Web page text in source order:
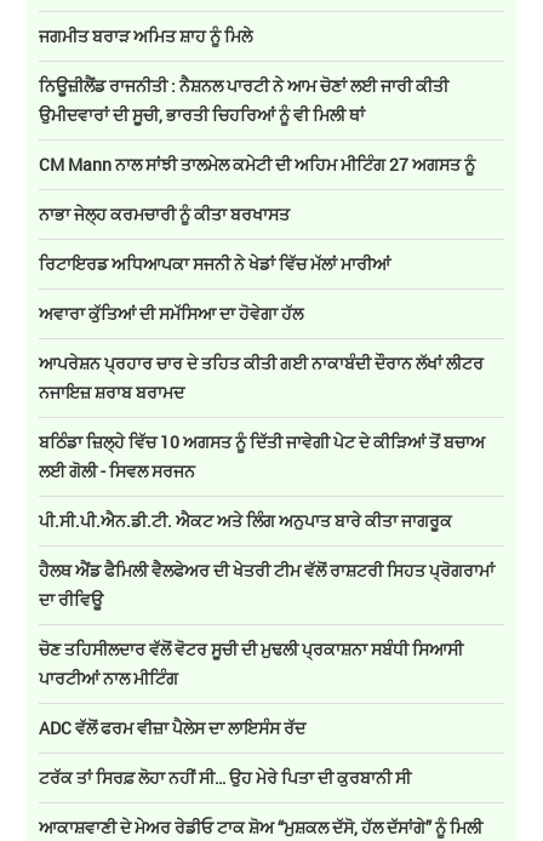
ਜਗਮੀਤ ਬਰਾੜ ਅਮਿਤ ਸ਼ਾਹ ਨੂੰ ਮਿਲੇ
ਨਿਊਜ਼ੀਲੈਂਡ ਰਾਜਨੀਤੀ : ਨੈਸ਼ਨਲ ਪਾਰਟੀ ਨੇ ਆਮ ਚੋਣਾਂ ਲਈ ਜਾਰੀ ਕੀਤੀ
ਉਮੀਦਵਾਰਾਂ ਦੀ ਸੂਚੀ, ਭਾਰਤੀ ਚਿਹਰਿਆਂ ਨੂੰ ਵੀ ਮਿਲੀ ਥਾਂ
CM Mann ਨਾਲ ਸਾਂਝੀ ਤਾਲਮੇਲ ਕਮੇਟੀ ਦੀ ਅਹਿਮ ਮੀਟਿੰਗ 27 ਅਗਸਤ ਨੂੰ
ਨਾਭਾ ਜੇਲ੍ਹ ਕਰਮਚਾਰੀ ਨੂੰ ਕੀਤਾ ਬਰਖਾਸਤ
ਰਿਟਾਇਰਡ ਅਧਿਆਪਕਾ ਸਜਨੀ ਨੇ ਖੇਡਾਂ ਵਿੱਚ ਮੱਲਾਂ ਮਾਰੀਆਂ
ਅਵਾਰਾ ਕੁੱਤਿਆਂ ਦੀ ਸਮੱਸਿਆ ਦਾ ਹੋਵੇਗਾ ਹੱਲ
ਆਪਰੇਸ਼ਨ ਪ੍ਰਹਾਰ ਚਾਰ ਦੇ ਤਹਿਤ ਕੀਤੀ ਗਈ ਨਾਕਾਬੰਦੀ ਦੌਰਾਨ ਲੱਖਾਂ ਲੀਟਰ
ਨਜਾਇਜ਼ ਸ਼ਰਾਬ ਬਰਾਮਦ
ਬਠਿੰਡਾ ਜ਼ਿਲ੍ਹੇ ਵਿੱਚ 10 ਅਗਸਤ ਨੂੰ ਦਿੱਤੀ ਜਾਵੇਗੀ ਪੇਟ ਦੇ ਕੀੜਿਆਂ ਤੋਂ ਬਚਾਅ
ਲਈ ਗੋਲੀ - ਸਿਵਲ ਸਰਜਨ
ਪੀ.ਸੀ.ਪੀ.ਐਨ.ਡੀ.ਟੀ. ਐਕਟ ਅਤੇ ਲਿੰਗ ਅਨੁਪਾਤ ਬਾਰੇ ਕੀਤਾ ਜਾਗਰੂਕ
ਹੈਲਥ ਐਂਡ ਫੈਮਿਲੀ ਵੈਲਫੇਅਰ ਦੀ ਖੇਤਰੀ ਟੀਮ ਵੱਲੋਂ ਰਾਸ਼ਟਰੀ ਸਿਹਤ ਪ੍ਰੋਗਰਾਮਾਂ
ਦਾ ਰੀਵਿਊ
ਚੋਣ ਤਹਿਸੀਲਦਾਰ ਵੱਲੋਂ ਵੋਟਰ ਸੂਚੀ ਦੀ ਮੁਢਲੀ ਪ੍ਰਕਾਸ਼ਨਾ ਸਬੰਧੀ ਸਿਆਸੀ
ਪਾਰਟੀਆਂ ਨਾਲ ਮੀਟਿੰਗ
ADC ਵੱਲੋਂ ਫਰਮ ਵੀਜ਼ਾ ਪੈਲੇਸ ਦਾ ਲਾਇਸੰਸ ਰੱਦ
ਟਰੱਕ ਤਾਂ ਸਿਰਫ਼ ਲੋਹਾ ਨਹੀਂ ਸੀ… ਉਹ ਮੇਰੇ ਪਿਤਾ ਦੀ ਕੁਰਬਾਨੀ ਸੀ
ਆਕਾਸ਼ਵਾਣੀ ਦੇ ਮੇਅਰ ਰੇਡੀਓ ਟਾਕ ਸ਼ੋਅ “ਮੁਸ਼ਕਲ ਦੱਸੋ, ਹੱਲ ਦੱਸਾਂਗੇ” ਨੂੰ ਮਿਲੀ